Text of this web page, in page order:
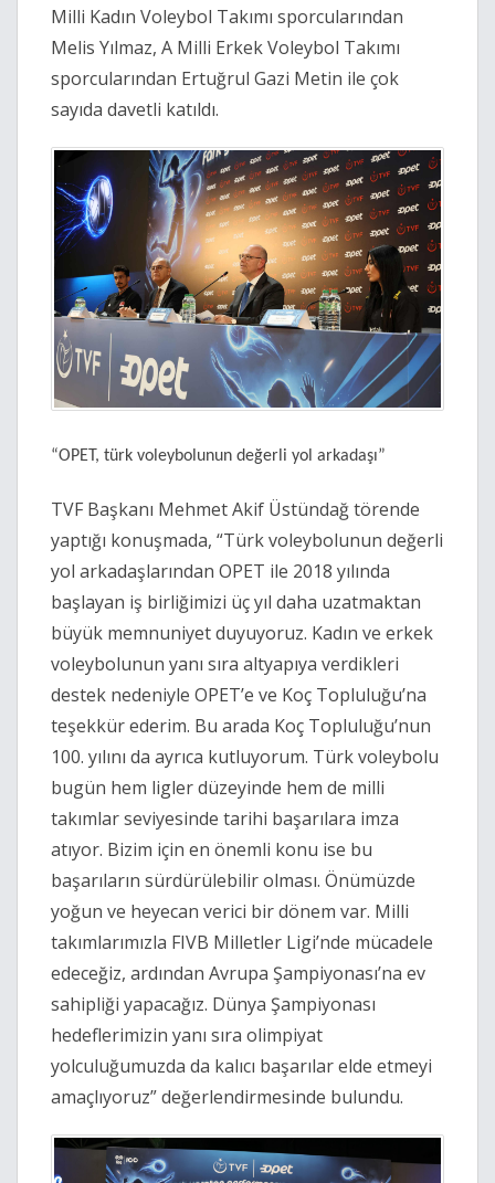
Milli Kadın Voleybol Takımı sporcularından
Melis Yılmaz, A Milli Erkek Voleybol Takımı
sporcularından Ertuğrul Gazi Metin ile çok
sayıda davetli katıldı.
“OPET, türk voleybolunun değerli yol arkadaşı”
TVF Başkanı Mehmet Akif Üstündağtörende
yaptığı konuşmada, “Türk voleybolunun değerli
yol arkadaşlarından OPET ile 2018 yılında
başlayan iş birliğimizi üç yıl daha uzatmaktan
büyük memnuniyet duyuyoruz. Kadın ve erkek
voleybolunun yanı sıra altyapıya verdikleri
destek nedeniyle OPET’e ve Koç Topluluğu’na
teşekkür ederim. Bu arada Koç Topluluğu’nun
100. yılını da ayrıca kutluyorum. Türk voleybolu
bugün hem ligler düzeyinde hem de milli
takımlar seviyesinde tarihi başarılara imza
atıyor. Bizim için en önemli konu ise bu
başarıların sürdürülebilir olması. Önümüzde
yoğun ve heyecan verici bir dönem var. Milli
takımlarımızla FIVB Milletler Ligi’nde mücadele
edeceğiz, ardından Avrupa Şampiyonası’na ev
sahipliği yapacağız. Dünya Şampiyonası
hedeflerimizin yanı sıra olimpiyat
yolculuğumuzda da kalıcı başarılar elde etmeyi
amaçlıyoruz” değerlendirmesinde bulundu.